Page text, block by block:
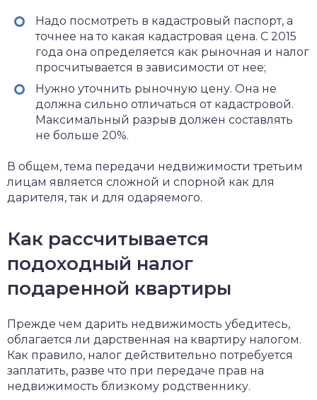
Надо посмотреть в кадастровый паспорт, а
точнее на то какая кадастровая цена. С 2015
года она определяется как рыночная и налог
просчитывается в зависимости от нее;
Нужно уточнить рыночную цену. Она не
должна сильно отличаться от кадастровой.
Максимальный разрыв должен составлять
не больше 20%.
В общем, тема передачи недвижимости третьим
лицам является сложной и спорной как для
дарителя, так и для одаряемого.
Как рассчитывается
подоходный налог
подаренной квартиры
Прежде чем дарить недвижимость убедитесь,
облагается ли дарственная на квартиру налогом.
Как правило, налог действительно потребуется
заплатить, разве что при передаче прав на
недвижимость близкому родственнику.